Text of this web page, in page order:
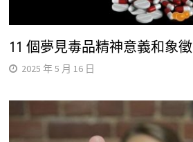
11 個夢見毒品精神意義和象徵
2025 年 5 月 16 日